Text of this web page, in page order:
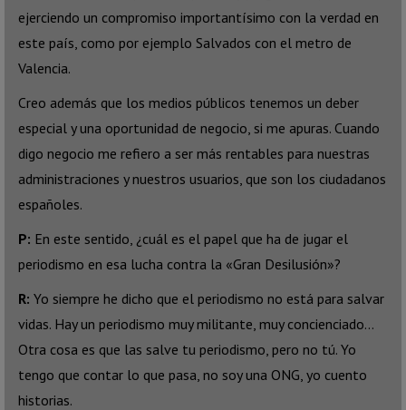
ejerciendo un compromiso importantísimo con la verdad en
este país, como por ejemplo Salvados con el metro de
Valencia.
Creo además que los medios públicos tenemos un deber
especial y una oportunidad de negocio, si me apuras. Cuando
digo negocio me refiero a ser más rentables para nuestras
administraciones y nuestros usuarios, que son los ciudadanos
españoles.
P: En este sentido, ¿cuál es el papel que ha de jugar el
periodismo en esa lucha contra la «Gran Desilusión»?
R: Yo siempre he dicho que el periodismo no está para salvar
vidas. Hay un periodismo muy militante, muy concienciado…
Otra cosa es que las salve tu periodismo, pero no tú. Yo
tengo que contar lo que pasa, no soy una ONG, yo cuento
historias.